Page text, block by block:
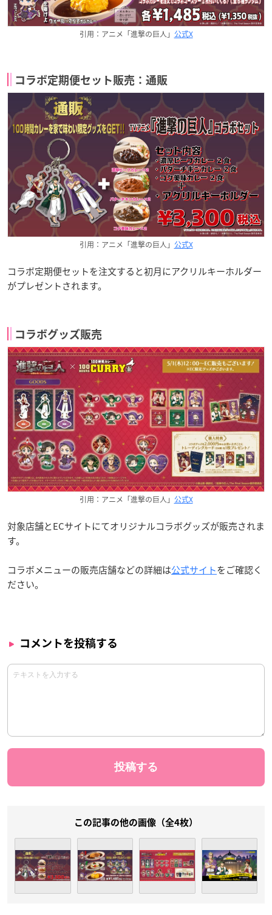
引用：アニメ「進撃の巨人」 公式X
コラボ定期便セット販売：通販
引用：アニメ「進撃の巨人」 公式X
コラボ定期便セットを注文すると初月にアクリルキーホルダー
がプレゼントされます。
コラボグッズ販売
引用：アニメ「進撃の巨人」 公式X
対象店舗とECサイトにてオリジナルコラボグッズが販売されま
す。
コラボメニューの販売店舗などの詳細は公式サイトをご確認く
ださい。
コメントを投稿する
この記事の他の画像（全4枚）